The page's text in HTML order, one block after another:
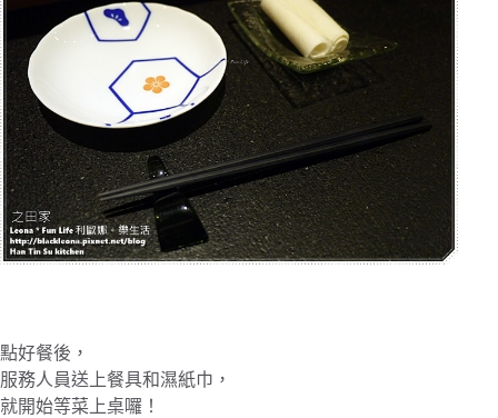
點好餐後，
服務人員送上餐具和濕紙巾，
就開始等菜上桌囉！